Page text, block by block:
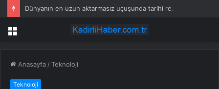
Menü
Anasayfa /Teknoloji
Teknoloji